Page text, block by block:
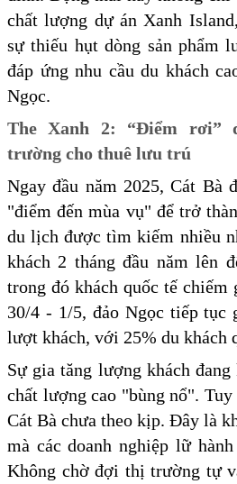
chất lượng dự án Xanh
sự thiếu hụt dòng sản phẩm
đáp ứng nhu cầu du khách
Ngọc.
The Xanh 2: “Điểm rơi”
trường cho thuê lưu trú
Ngay đầu năm 2025, Cát Bà
"điểm đến mùa vụ" để trở
du lịch được tìm kiếm nhiều
khách 2 tháng đầu năm lên
trong đó khách quốc tế
30/4 - 1/5, đảo Ngọc tiếp tục
lượt khách, với 25% du khách
Sự gia tăng lượng khách
chất lượng cao "bùng nổ".
Cát Bà chưa theo kịp. Đây là
mà các doanh nghiệp lữ
Không chờ đợi thị trường tự